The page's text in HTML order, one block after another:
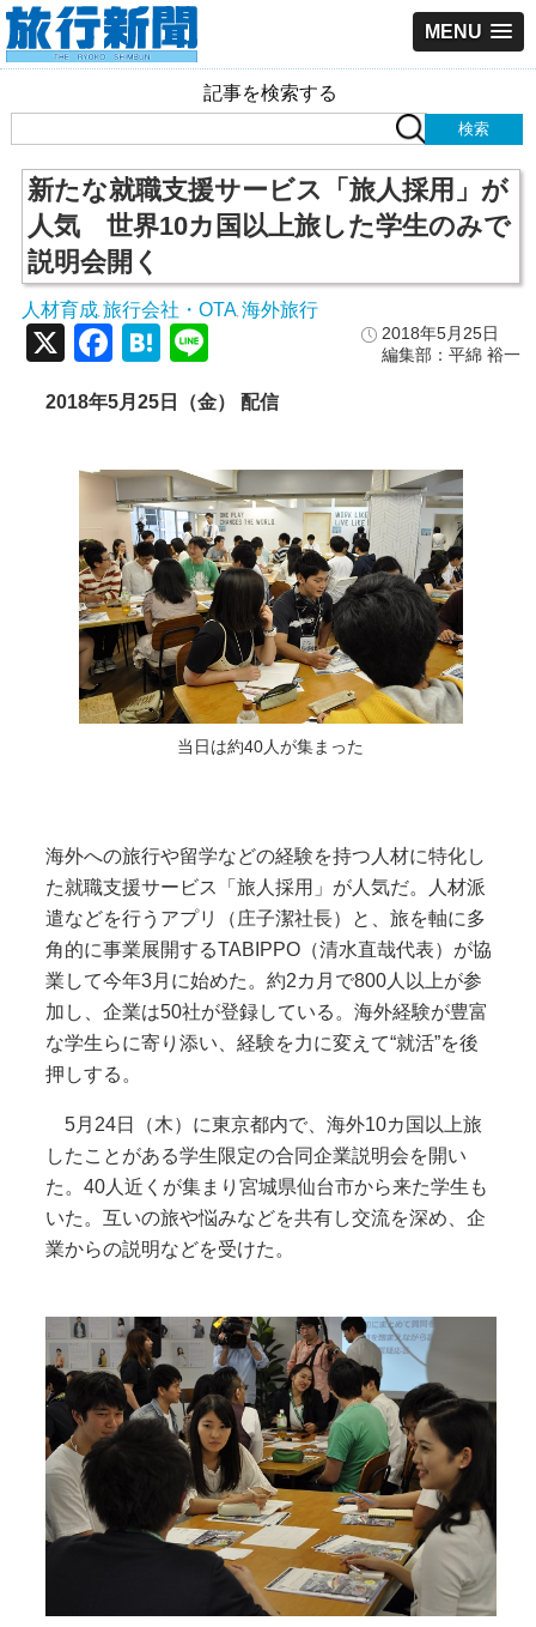
MENU
記事を検索する
新たな就職支援サービス「旅人採用」が
人気 世界10カ国以上旅した学生のみで
説明会開く
人材育成, 旅行会社・OTA, 海外旅行
2018年5月25日
編集部：平綿 裕一
X Facebook
Hatena
2018年5月25日（金） 配信
当日は約40人が集まった
海外への旅行や留学などの経験を持つ人材に特化し
た就職支援サービス「旅人採用」が人気だ。人材派
遣などを行うアプリ（庄子潔社長）と、旅を軸に多
角的に事業展開するTABIPPO（清水直哉代表）が協
業して今年3月に始めた。約2カ月で800人以上が参
加し、企業は50社が登録している。海外経験が豊富
な学生らに寄り添い、経験を力に変えて“就活”を後
押しする。
5月24日（木）に東京都内で、海外10カ国以上旅
したことがある学生限定の合同企業説明会を開い
た。40人近くが集まり宮城県仙台市から来た学生も
いた。互いの旅や悩みなどを共有し交流を深め、企
業からの説明などを受けた。